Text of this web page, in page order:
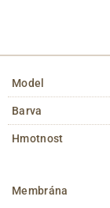
Model
Barva
Hmotnost
Membrána